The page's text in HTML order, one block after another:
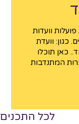
וועדות
כגון: וועדת
כאן תוכלו
המתנדבות
לכל התכנים